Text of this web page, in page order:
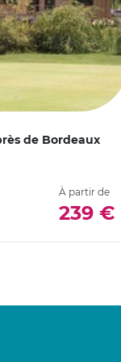
de Bordeaux
À partir de
239 €